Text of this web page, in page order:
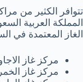
تتوافر الكثير من
المملكة العربية
الغاز المعتمدة في
مركز غاز
مركز غاز